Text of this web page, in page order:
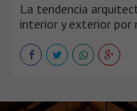
La tendencia
interior y exterior por